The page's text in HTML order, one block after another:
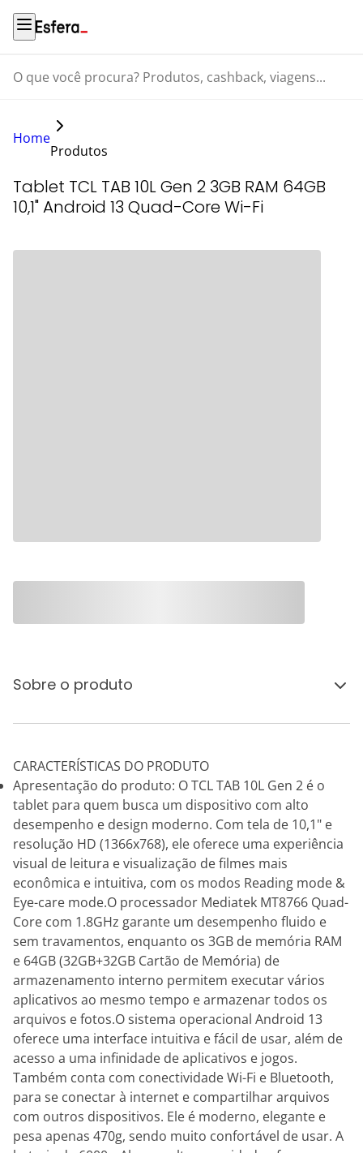
O que você procura? Produtos, cashback, viagens...
Home
Produtos
Tablet TCL TAB 10L Gen 2 3GB RAM 64GB
10,1" Android 13 Quad-Core Wi-Fi
Sobre o produto
CARACTERÍSTICAS DO PRODUTO
Apresentação do produto: O TCL TAB 10L Gen 2 é o
tablet para quem busca um dispositivo com alto
desempenho e design moderno. Com tela de 10,1" e
resolução HD (1366x768), ele oferece uma experiência
visual de leitura e visualização de filmes mais
econômica e intuitiva, com os modos Reading mode &
Eye-care mode.O processador Mediatek MT8766 Quad-
Core com 1.8GHz garante um desempenho fluido e
sem travamentos, enquanto os 3GB de memória RAM
e 64GB (32GB+32GB Cartão de Memória) de
armazenamento interno permitem executar vários
aplicativos ao mesmo tempo e armazenar todos os
arquivos e fotos.O sistema operacional Android 13
oferece uma interface intuitiva e fácil de usar, além de
acesso a uma infinidade de aplicativos e jogos.
Também conta com conectividade Wi-Fi e Bluetooth,
para se conectar à internet e compartilhar arquivos
com outros dispositivos. Ele é moderno, elegante e
pesa apenas 470g, sendo muito confortável de usar. A